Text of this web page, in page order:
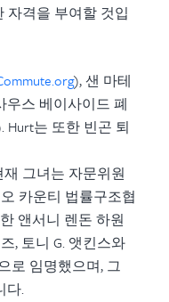
자격을 부여할 것입
), 샌 마테
우스 베이사이드 폐
Hurt는 또한 빈곤 퇴
재 그녀는 자문위원
카운티 법률구조협
앤서니 렌돈 하원
, 토니 G. 앳킨스와
로 임명했으며, 그
다.